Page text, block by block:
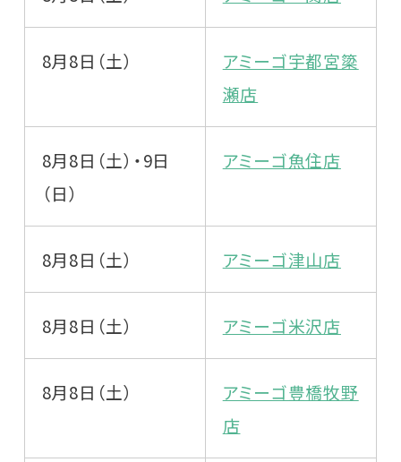
8月8日（土）
アミーゴ宇都宮簗
瀬店
8月8日（土）・9日
（日）
アミーゴ魚住店
8月8日（土） アミーゴ津山店
8月8日（土） アミーゴ米沢店
8月8日（土）
アミーゴ豊橋牧野
店